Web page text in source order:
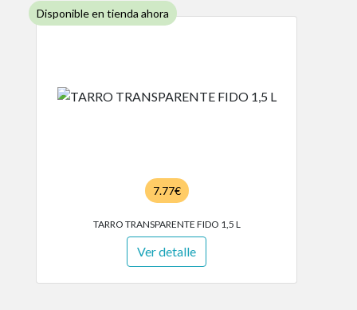
Disponible en tienda ahora
7.77€
TARRO TRANSPARENTE FIDO 1,5 L
Ver detalle